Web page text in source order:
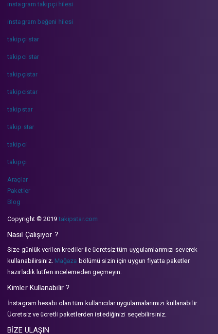
instagram takipçi hilesi
instagram beğeni hilesi
takipçi star
takipci star
takipçistar
takipcistar
takipstar
takip star
takipci
takipçi
Araçlar
Paketler
Blog
Copyright © 2019takipstar.com
Nasıl Çalışıyor ?
Size günlük verilen krediler ile ücretsiz tüm uygulamlarımızı severek
kullanabilirsiniz. Mağaza bölümü sizin için uygun fiyatta paketler
hazırladık lütfen incelemeden geçmeyin.
Kimler Kullanabilir ?
İnstagram hesabı olan tüm kullanıcılar uygulamalarımızı kullanabilir.
Ücretsiz ve ücretli paketlerden istediğinizi seçebilirsiniz.
BİZE ULAŞIN